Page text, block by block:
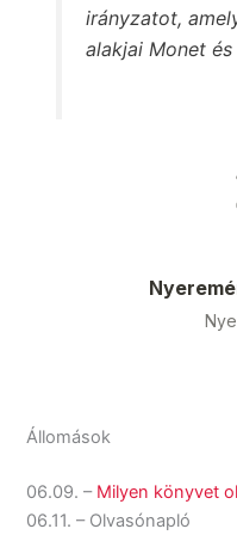
irányzatot,
alakjai Monet
Állomások
06.09. – Milyen könyvet
06.11. – Olvasónapló